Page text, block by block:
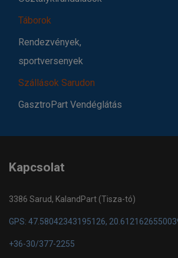
Táborok
Rendezvények,
sportversenyek
Szállások Sarudon
GasztroPart Vendéglátás
Kapcsolat
3386 Sarud, KalandPart (Tisza-tó)
GPS: 47.58042343195126,
+36-30/377-2255